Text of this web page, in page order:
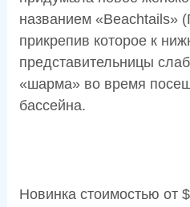
названием «Beachtails»
прикрепив которое к
представительницы
«шарма» во время
бассейна.
Новинка стоимостью от